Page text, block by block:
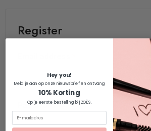
Register
Password*
Hey you!
Meld je aan op onze nieuwsbrief en ontvang
10% Korting
Op je eerste bestelling bij ZOËS.